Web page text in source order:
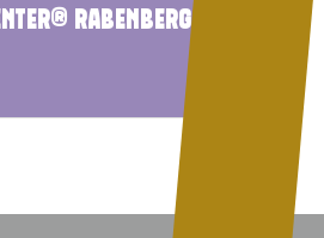
RABENBERG